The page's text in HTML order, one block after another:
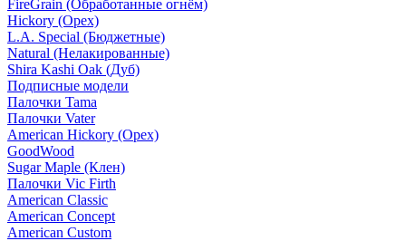
FireGrain (Обработанные огнём)
Hickory (Орех)
L.A. Special (Бюджетные)
Natural (Нелакированные)
Shira Kashi Oak (Дуб)
Подписные модели
Палочки Tama
Палочки Vater
American Hickory (Орех)
GoodWood
Sugar Maple (Клен)
Палочки Vic Firth
American Classic
American Concept
American Custom